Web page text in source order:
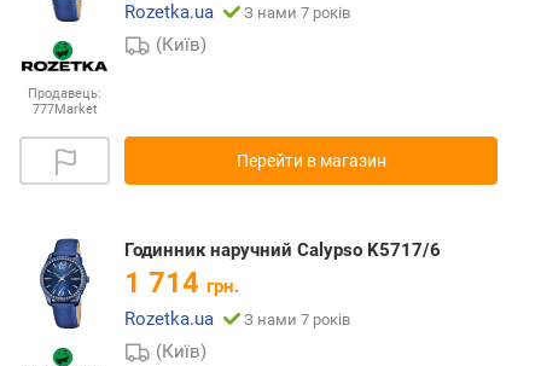
Продавець:
777Market
Rozetka.ua
З нами 7 років
(Київ)
Перейти в магазин
Годинник наручний Calypso K5717/6
1 714 грн.
Rozetka.ua
З нами 7 років
(Київ)